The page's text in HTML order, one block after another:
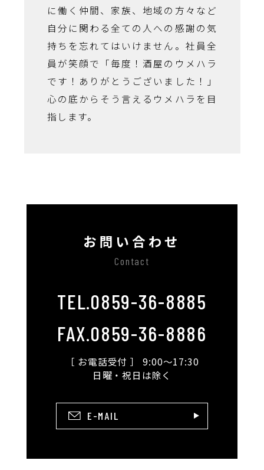
に働く仲間、家族、地域の方々など
自分に関わる全ての人への感謝の気
持ちを忘れてはいけません。社員全
員が笑顔で「毎度！酒屋のウメハラ
です！ありがとうございました！」
心の底からそう言えるウメハラを目
指します。
お問い合わせ
Contact
TEL.0859-36-8885
FAX.0859-36-8886
［ お電話受付 ］ 9:00〜17:30
日曜・祝日は除く
E-MAIL